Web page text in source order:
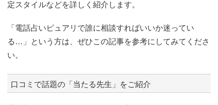
定スタイルなどを詳しく紹介します。
「電話占いピュアリで誰に相談すればいいか迷ってい
る…」という方は、ぜひこの記事を参考にしてみてくださ
い。
口コミで話題の「当たる先生」をご紹介